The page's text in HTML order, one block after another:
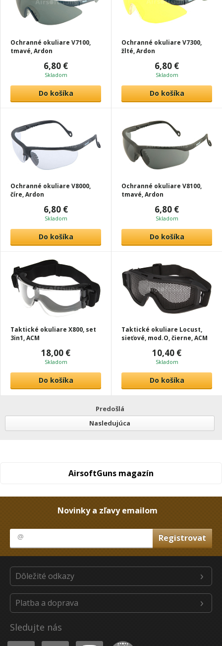
Ochranné okuliare V7100,
tmavé, Ardon
6,80 €
Skladom
Do košíka
Ochranné okuliare V7300,
žlté, Ardon
6,80 €
Skladom
Do košíka
Ochranné okuliare V8000,
číre, Ardon
6,80 €
Skladom
Do košíka
Ochranné okuliare V8100,
tmavé, Ardon
6,80 €
Skladom
Do košíka
Taktické okuliare X800, set
3in1, ACM
18,00 €
Skladom
Do košíka
Taktické okuliare Locust,
sieťové, mod.O, čierne, ACM
10,40 €
Skladom
Do košíka
Predošlá
Nasledujúca
AirsoftGuns magazín
Novinky a zľavy emailom
Dôležité odkazy
Platba a doprava
Sledujte nás
Youtube Facebook Instagram Heureka